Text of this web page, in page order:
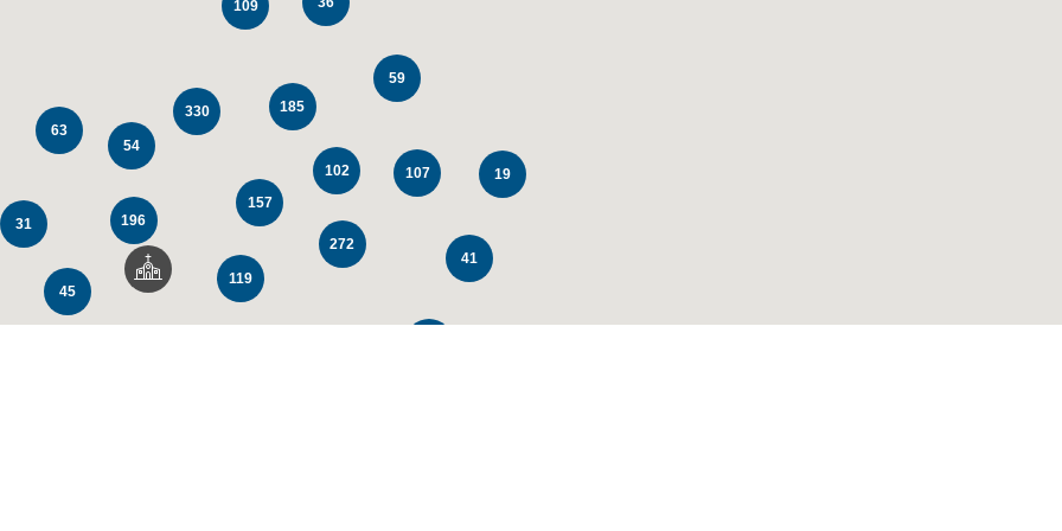
109
41
196
63
330
272
157
185
45
119
59
107
31
19
102
54